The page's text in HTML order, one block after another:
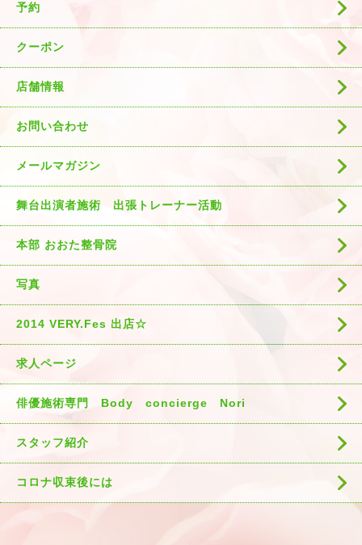
予約
クーポン
店舗情報
お問い合わせ
メールマガジン
舞台出演者施術 出張トレーナー活動
本部 おおた整骨院
写真
2014 VERY.Fes 出店☆
求人ページ
俳優施術専門 Body concierge Nori
スタッフ紹介
コロナ収束後には